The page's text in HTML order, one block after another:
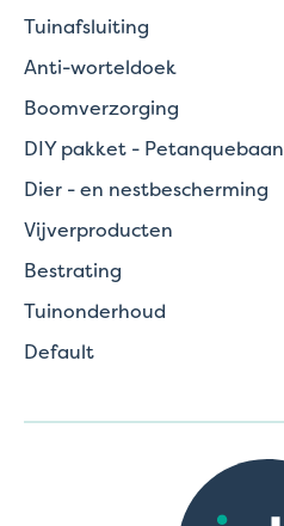
Tuinafsluiting
Anti-worteldoek
Boomverzorging
DIY pakket - Petanquebaan
Dier - en nestbescherming
Vijverproducten
Bestrating
Tuinonderhoud
Default